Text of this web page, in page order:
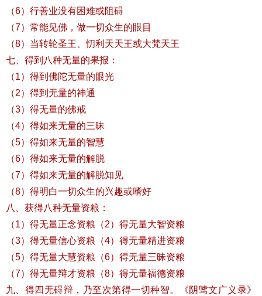
（6）行善业没有困难或阻碍
（7）常能见佛，做一切众生的眼目
（8）当转轮圣王、忉利天天王或大梵天王
七、得到八种无量的果报：
（1）得到佛陀无量的眼光
（2）得到无量的神通
（3）得无量的佛戒
（4）得如来无量的三昧
（5）得如来无量的智慧
（6）得如来无量的解脱
（7）得如来无量的解脱知见
（8）得明白一切众生的兴趣或嗜好
八、获得八种无量资粮：
（1）得无量正念资粮（2）得无量大智资粮
（3）得无量信心资粮（4）得无量精进资粮
（5）得无量大慧资粮（6）得无量三昧资粮
（7）得无量辩才资粮（8）得无量福德资粮
九、得四无碍辩，乃至次第得一切种智。《阴骘文广义录》